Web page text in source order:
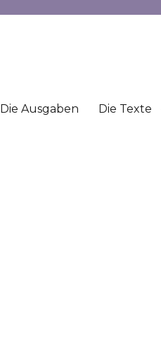
Die Ausgaben Die Texte